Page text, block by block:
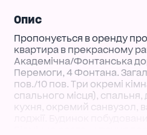
Опис
Пропонується в оренду
квартира в прекрасному
Академічна/Фонтанська
Перемоги, 4 Фонтана.
пов./10 пов. Три окремі
спального місця), спальня,
кухня, окремий санвузол,